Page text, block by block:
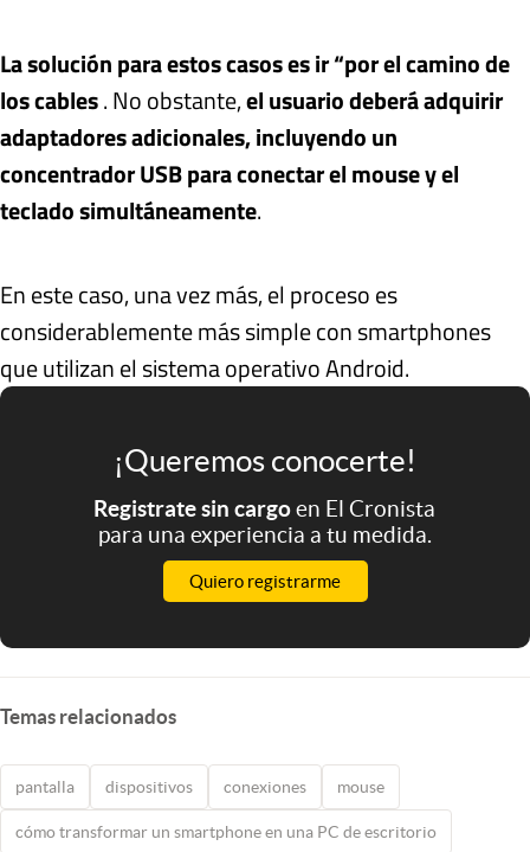
La solución para estos casos es ir “por el camino de
los cables. No obstante,el usuario deberá adquirir
adaptadores adicionales, incluyendo un
concentrador USB para conectar el mouse y el
teclado simultáneamente.
En este caso, una vez más, el proceso es
considerablemente más simple con smartphones
que utilizan el sistema operativo Android.
¡Queremos conocerte!
Registrate sin cargoen El Cronista
para una experiencia a tu medida.
Quiero registrarme
Temas relacionados
pantalla dispositivos conexiones mouse
cómo transformar un smartphone en una PC de escritorio